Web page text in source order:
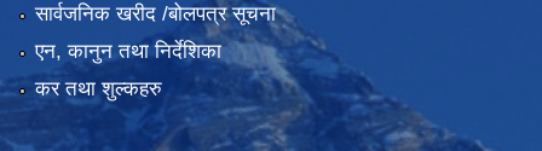
सार्वजनिक खरीद /बोलपत्र सूचना
एन, कानुन तथा निर्देशिका
कर तथा शुल्कहरु